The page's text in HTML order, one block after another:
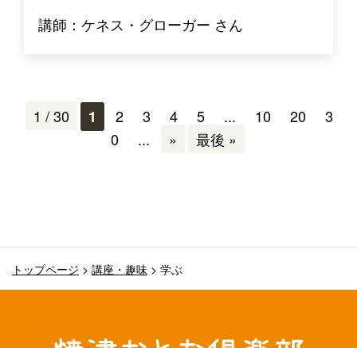
講師：ケネス・グローガー さん
1 / 30 1 2 3 4 5 ... 10 20
3
0
... » 最後 »
トップページ > 講座・趣味 > 学ぶ